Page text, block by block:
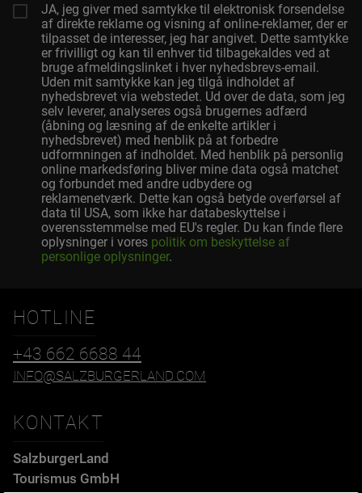
JA, jeg giver med samtykke til elektronisk forsendelse
af direkte reklame og visning af online-reklamer, der er
tilpasset de interesser, jeg har angivet. Dette samtykke
er frivilligt og kan til enhver tid tilbagekaldes ved at
bruge afmeldingslinket i hver nyhedsbrevs-email.
Uden mit samtykke kan jeg tilgå indholdet af
nyhedsbrevet via webstedet. Ud over de data, som jeg
selv leverer, analyseres også brugernes adfærd
(åbning og læsning af de enkelte artikler i
nyhedsbrevet) med henblik på at forbedre
udformningen af indholdet. Med henblik på personlig
online markedsføring bliver mine data også matchet
og forbundet med andre udbydere og
reklamenetværk. Dette kan også betyde overførsel af
data til USA, som ikke har databeskyttelse i
overensstemmelse med EU's regler. Du kan finde flere
oplysninger i vores politik om beskyttelse af
personlige oplysninger.
HOTLINE
+43 662 6688 44
INFO@SALZBURGERLAND.COM
KONTAKT
SalzburgerLand
Tourismus GmbH